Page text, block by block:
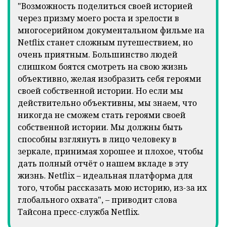
"Возможность поделиться своей историей
через призму моего роста и зрелости в
многосерийном документальном фильме на
Netflix станет сложным путешествием, но
очень приятным. Большинство людей
слишком боятся смотреть на свою жизнь
объективно, желая изобразить себя героями
своей собственной истории. Но если мы
действительно объективны, мы знаем, что
никогда не сможем стать героями своей
собственной истории. Мы должны быть
способны взглянуть в лицо человеку в
зеркале, принимая хорошее и плохое, чтобы
дать полный отчёт о нашем вкладе в эту
жизнь. Netflix – идеальная платформа для
того, чтобы рассказать мою историю, из-за их
глобального охвата", – приводит слова
Тайсона пресс-служба Netflix.